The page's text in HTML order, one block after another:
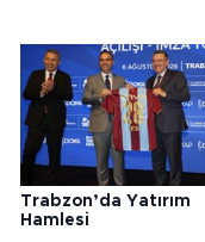
Trabzon’da Yatırım
Hamlesi